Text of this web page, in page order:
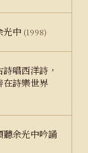
中 (1998)
唱西洋詩，
在詩樂世界
聽余光中吟誦